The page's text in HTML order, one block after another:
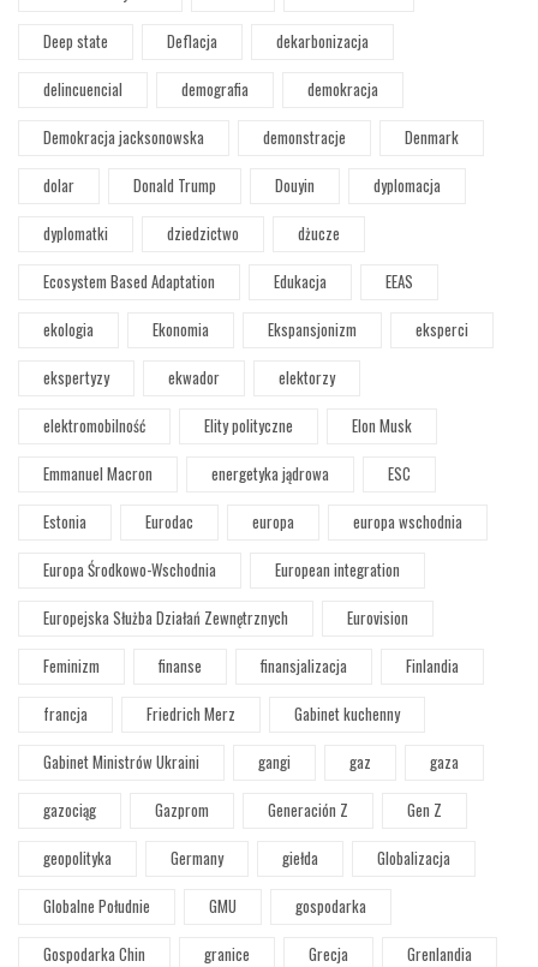
Deep state
Deflacja
dekarbonizacja
delincuencial
demografia
demokracja
Demokracja jacksonowska
demonstracje
Denmark
dolar
Donald Trump Douyin
dyplomacja
dyplomatki
dziedzictwo
dżucze
Ecosystem Based Adaptation
Edukacja
EEAS
ekologia
Ekonomia Ekspansjonizm
eksperci
ekspertyzy
ekwador
elektorzy
elektromobilność
Elity polityczne
Elon Musk
Emmanuel Macron
energetyka jądrowa
ESC
Estonia
Eurodac europa
europa wschodnia
Europa Środkowo-Wschodnia
European integration
Europejska Służba Działań Zewnętrznych
Eurovision
Feminizm
finanse finansjalizacja
Finlandia
francja
Friedrich Merz
Gabinet kuchenny
Gabinet Ministrów Ukraini
gangi gaz
gaza
gazociąg
Gazprom Generación Z
Gen Z
geopolityka
Germany giełda
Globalizacja
Globalne Południe
GMU
gospodarka
Gospodarka Chin
granice Grecja
Grenlandia